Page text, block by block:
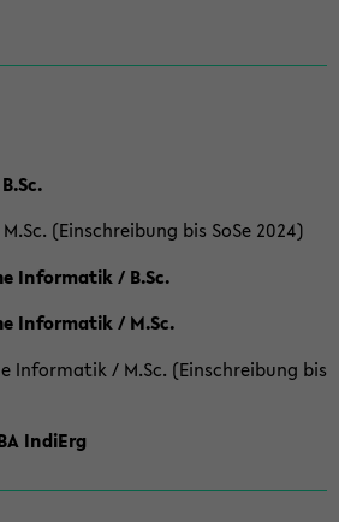
(Einschreibung bis SoSe 2024)
Informatik / B.Sc.
Informatik / M.Sc.
Informatik / M.Sc. (Einschreibung bis
IndiErg